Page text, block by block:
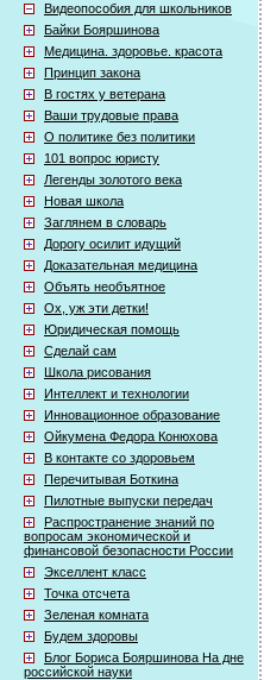
Видеопособия для школьников
Байки Бояршинова
Медицина. здоровье. красота
Принцип закона
В гостях у ветерана
Ваши трудовые права
О политике без политики
101 вопрос юристу
Легенды золотого века
Новая школа
Заглянем в словарь
Дорогу осилит идущий
Доказательная медицина
Объять необъятное
Ох, уж эти детки!
Юридическая помощь
Сделай сам
Школа рисования
Интеллект и технологии
Инновационное образование
Ойкумена Федора Конюхова
В контакте со здоровьем
Перечитывая Боткина
Пилотные выпуски передач
Распространение знаний по
вопросам экономической и
финансовой безопасности России
Экселлент класс
Точка отсчета
Зеленая комната
Будем здоровы
Блог Бориса Бояршинова На дне
российской науки